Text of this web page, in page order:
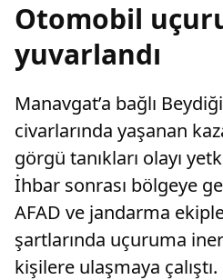
Otomobil
yuvarlandı
Manavgat’a bağlı
civarlarında yaşanan
görgü tanıkları olayı
İhbar sonrası bölgeye
AFAD ve jandarma
şartlarında uçuruma
kişilere ulaşmaya çalıştı.